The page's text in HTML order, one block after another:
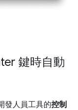
鍵時自動
發人員工具的控制